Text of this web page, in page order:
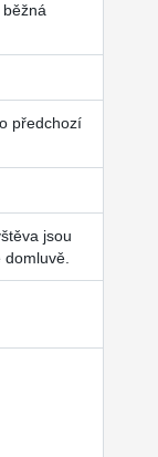
předchozí
jsou
domluvě.